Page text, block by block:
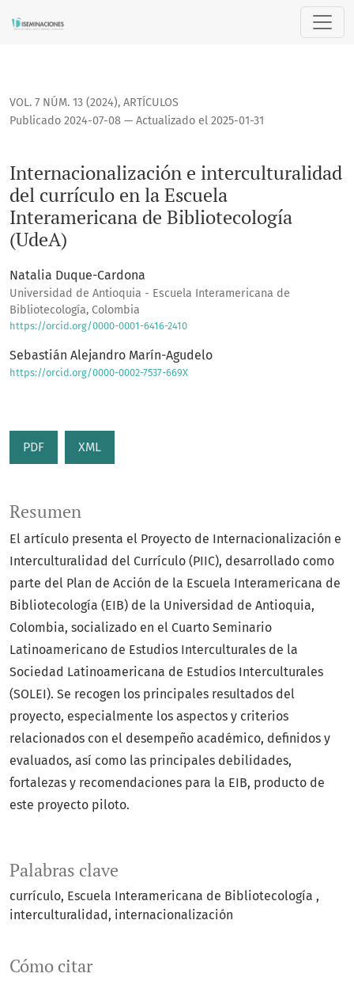
Internacionalización e interculturalidad del currículo en
VOL. 7 NÚM. 13 (2024), ARTÍCULOS
Internacionalización e interculturalidad
del currículo en la Escuela
Interamericana de Bibliotecología
(UdeA)
Publicado 2024-07-08 — Actualizado el 2025-01-31
Natalia Duque-Cardona
Universidad de Antioquia - Escuela Interamericana de
Bibliotecología, Colombia
https://orcid.org/0000-0001-6416-2410
Sebastián Alejandro Marín-Agudelo
https://orcid.org/0000-0002-7537-669X
PDF XML
Palabras clave
currículo Escuela Interamericana de Bibliotecología
interculturalidad
internacionalización
Cómo citar
Resumen
El artículo presenta el Proyecto de Internacionalización e
Interculturalidad del Currículo (PIIC), desarrollado como
parte del Plan de Acción de la Escuela Interamericana de
Bibliotecología (EIB) de la Universidad de Antioquia,
Colombia, socializado en el Cuarto Seminario
Latinoamericano de Estudios Interculturales de la
Sociedad Latinoamericana de Estudios Interculturales
(SOLEI). Se recogen los principales resultados del
proyecto, especialmente los aspectos y criterios
relacionados con el desempeño académico, definidos y
evaluados, así como las principales debilidades,
fortalezas y recomendaciones para la EIB, producto de
este proyecto piloto.